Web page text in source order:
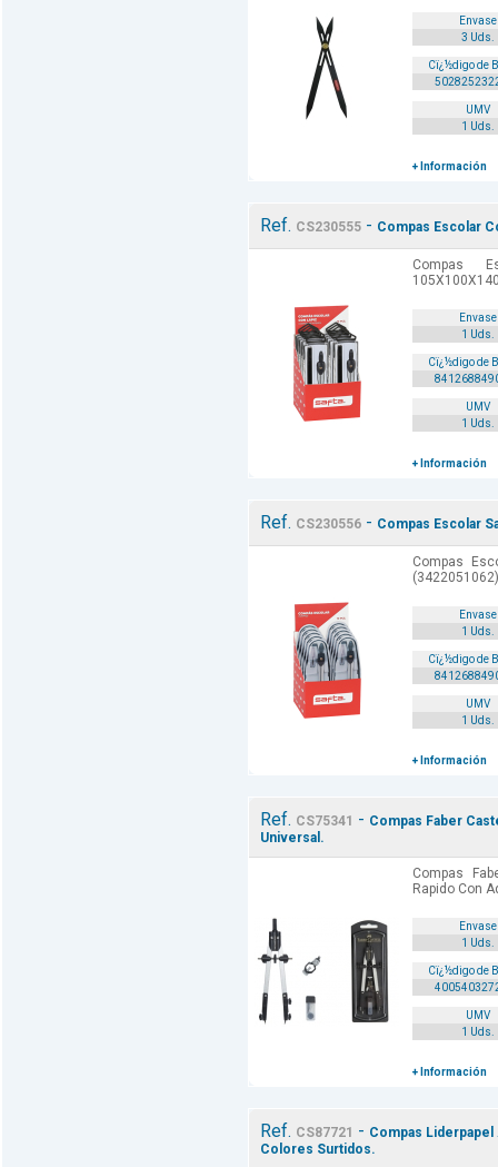
Envase
3 Uds.
Cï¿½digo de
UMV
1 Uds.
+ Información
Ref. CS230555- Compas Escolar
Compas
Envase
1 Uds.
Cï¿½digo de
UMV
1 Uds.
+ Información
Ref. CS230556- Compas Escolar
Compas
Envase
1 Uds.
Cï¿½digo de
UMV
1 Uds.
+ Información
Ref. CS75341 - Compas Faber
Universal.
Compas
Rapido Con
Envase
1 Uds.
Cï¿½digo de
UMV
1 Uds.
+ Información
Ref. CS87721 - Compas Liderpapel
Colores Surtidos.